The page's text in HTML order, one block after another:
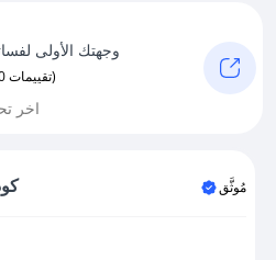
وجهتك الأولى
(0 تقييمات)
اخر
مُوثَّق